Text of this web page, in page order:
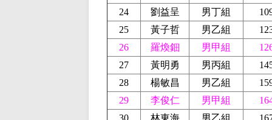
24
劉益呈 男丁組
25
黃子哲 男乙組
26
羅煥鈿 男甲組
27
黃明勇 男丙組
28
楊敏昌 男乙組
29
李俊仁 男甲組
30
林東海 男乙組